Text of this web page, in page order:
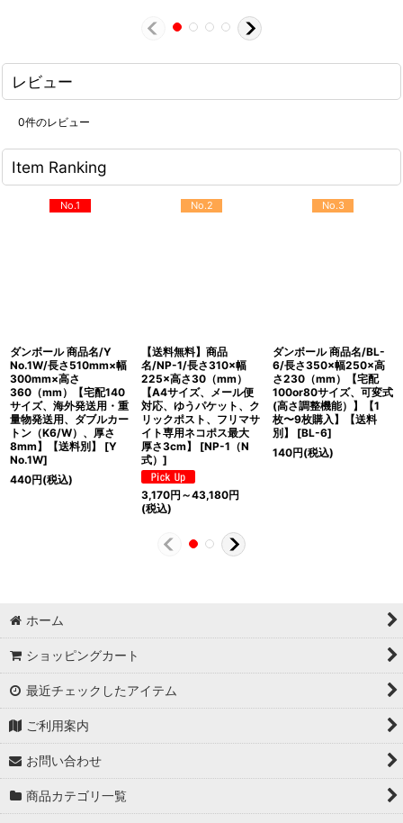
レビュー
0件のレビュー
Item Ranking
No.1
ダンボール 商品名/Y
No.1W/長さ510mm×幅
300mm×高さ
360（mm）【宅配140
サイズ、海外発送用・重
量物発送用、ダブルカー
トン（K6/W）、厚さ
8mm】【送料別】
[Y
No.1W]
440円(税込)
No.2
【送料無料】商品
名/NP-1/長さ310×幅
225×高さ30（mm）
【A4サイズ、メール便
対応、ゆうパケット、ク
リックポスト、フリマサ
イト専用ネコポス最大
厚さ3cm】
[NP-1（N
式） ]
3,170円 ～43,180円
(税込)
No.3
ダンボール 商品名/BL-
6/長さ350×幅250×高
さ230（mm）【宅配
100or80サイズ、可変式
(高さ調整機能）】【1
枚〜9枚購入】【送料
別】
[BL-6]
140円(税込)
ホーム
ショッピングカート
最近チェックしたアイテム
ご利用案内
お問い合わせ
商品カテゴリ一覧